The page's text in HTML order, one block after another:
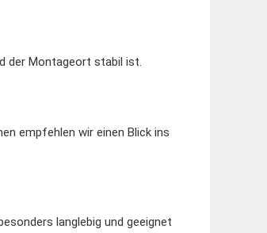
der Montageort stabil ist.
empfehlen wir einen Blick ins
langlebig und geeignet